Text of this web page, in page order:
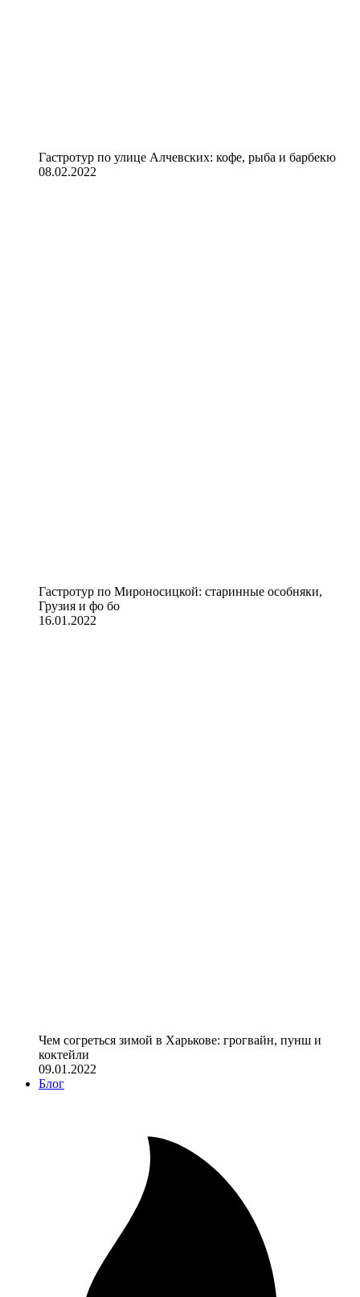
Гастротур по улице Алчевских: кофе, рыба и барбекю
08.02.2022
Гастротур по Мироносицкой: старинные особняки,
Грузия и фо бо
16.01.2022
Чем согреться зимой в Харькове: грогвайн, пунш и
коктейли
09.01.2022
Блог